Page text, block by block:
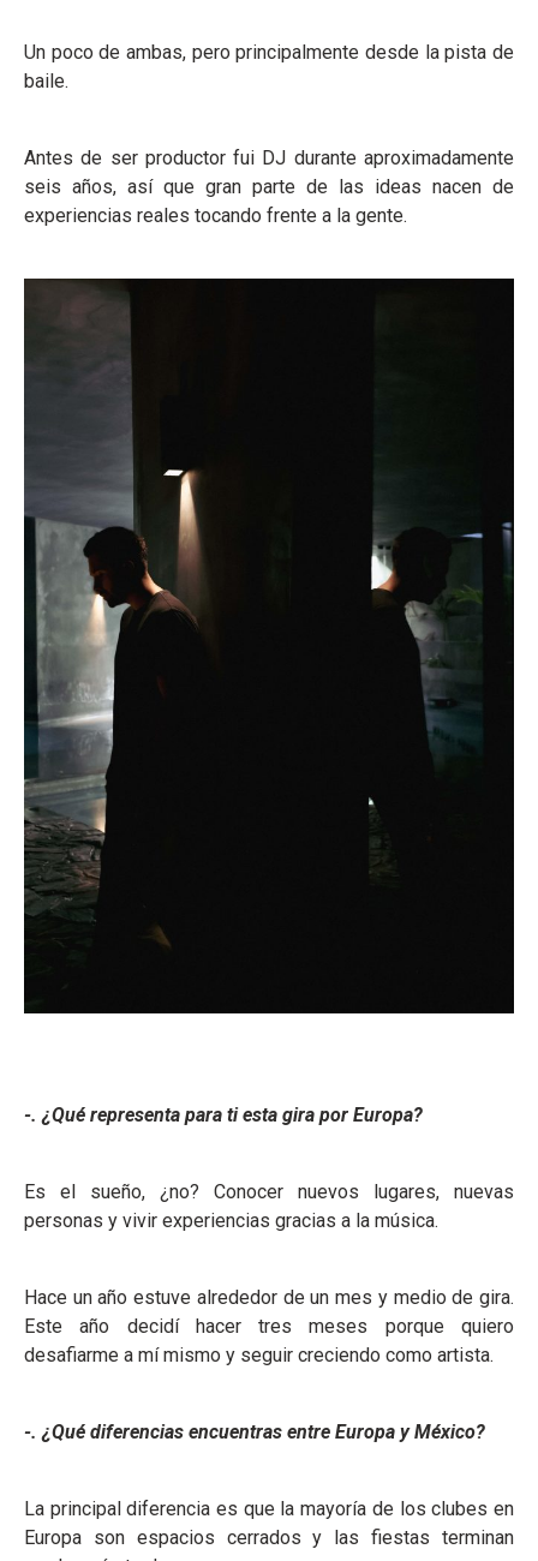
Un poco de ambas, pero principalmente desde la pista de
baile.
Antes de ser productor fui DJ durante aproximadamente
seis años, así que gran parte de las ideas nacen de
experiencias reales tocando frente a la gente.
-. ¿Qué representa para ti esta gira por Europa?
Es el sueño, ¿no? Conocer nuevos lugares, nuevas
personas y vivir experiencias gracias a la música.
Hace un año estuve alrededor de un mes y medio de gira.
Este año decidí hacer tres meses porque quiero
desafiarme a mí mismo y seguir creciendo como artista.
-. ¿Qué diferencias encuentras entre Europa y México?
La principal diferencia es que la mayoría de los clubes en
Europa son espacios cerrados y las fiestas terminan